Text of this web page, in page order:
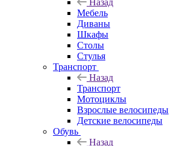
Назад
Мебель
Диваны
Шкафы
Столы
Стулья
Транспорт
Назад
Транспорт
Мотоциклы
Взрослые велосипеды
Детские велосипеды
Обувь
Назад